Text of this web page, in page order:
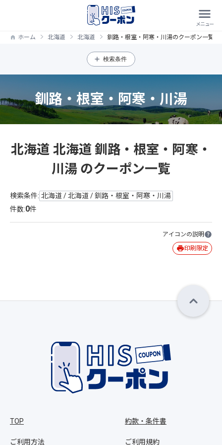
ホーム 北海道 北海道 釧路・根室・阿寒・川湯のクーポン一覧
検索条件
釧路・根室・阿寒・川湯
北海道 北海道 釧路・根室・阿寒・
川湯 のクーポン一覧
検索条件: 北海道 / 北海道 / 釧路・根室・阿寒・川湯
件数:0件
アイコンの説明
印刷限定
TOP
ご利用方法
約款・条件書
ご利用規約